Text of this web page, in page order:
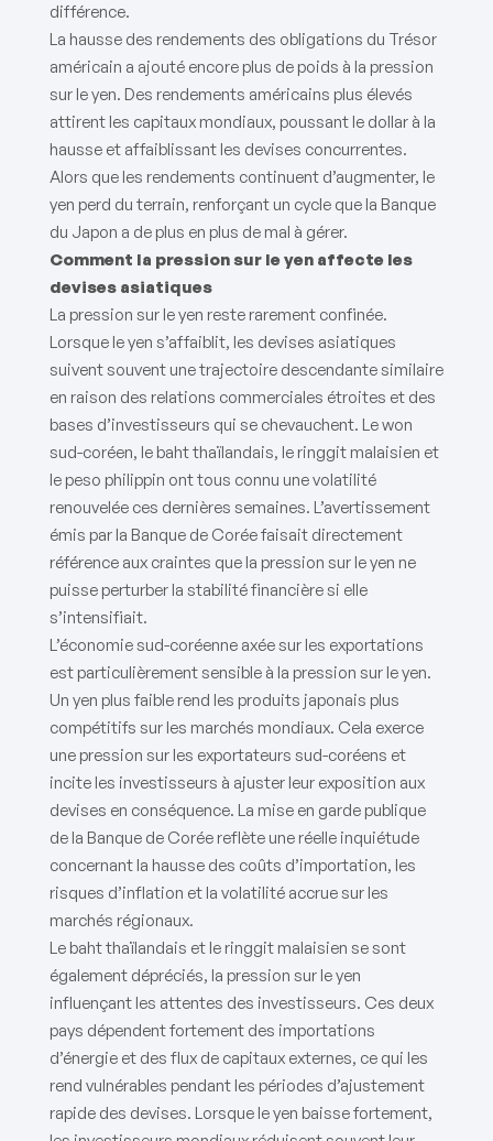
différence.
La hausse des rendements des obligations du Trésor
américain a ajouté encore plus de poids à la pression
sur le yen. Des rendements américains plus élevés
attirent les capitaux mondiaux, poussant le dollar à la
hausse et affaiblissant les devises concurrentes.
Alors que les rendements continuent d’augmenter, le
yen perd du terrain, renforçant un cycle que la Banque
du Japon a de plus en plus de mal à gérer.
Comment la pression sur le yen affecte les
devises asiatiques
La pression sur le yen reste rarement confinée.
Lorsque le yen s’affaiblit, les devises asiatiques
suivent souvent une trajectoire descendante similaire
en raison des relations commerciales étroites et des
bases d’investisseurs qui se chevauchent. Le won
sud-coréen, le baht thaïlandais, le ringgit malaisien et
le peso philippin ont tous connu une volatilité
renouvelée ces dernières semaines. L’avertissement
émis par la Banque de Corée faisait directement
référence aux craintes que la pression sur le yen ne
puisse perturber la stabilité financière si elle
s’intensifiait.
L’économie sud-coréenne axée sur les exportations
est particulièrement sensible à la pression sur le yen.
Un yen plus faible rend les produits japonais plus
compétitifs sur les marchés mondiaux. Cela exerce
une pression sur les exportateurs sud-coréens et
incite les investisseurs à ajuster leur exposition aux
devises en conséquence. La mise en garde publique
de la Banque de Corée reflète une réelle inquiétude
concernant la hausse des coûts d’importation, les
risques d’inflation et la volatilité accrue sur les
marchés régionaux.
Le baht thaïlandais et le ringgit malaisien se sont
également dépréciés, la pression sur le yen
influençant les attentes des investisseurs. Ces deux
pays dépendent fortement des importations
d’énergie et des flux de capitaux externes, ce qui les
rend vulnérables pendant les périodes d’ajustement
rapide des devises. Lorsque le yen baisse fortement,